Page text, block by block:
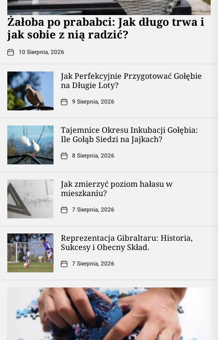
Żałoba po prababci: Jak długo trwa i
jak sobie z nią radzić?
10 Sierpnia, 2026
Jak Perfekcyjnie Przygotować Gołębie
na Długie Loty?
9 Sierpnia, 2026
Tajemnice Okresu Inkubacji Gołębia:
Ile Gołąb Siedzi na Jajkach?
8 Sierpnia, 2026
Jak zmierzyć poziom hałasu w
mieszkaniu?
7 Sierpnia, 2026
Reprezentacja Gibraltaru: Historia,
Sukcesy i Obecny Skład.
7 Sierpnia, 2026